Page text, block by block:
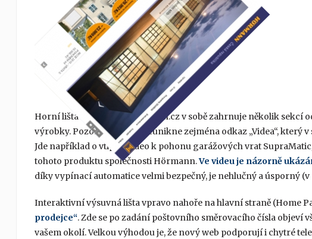
Horní lišta webu www.hormann.cz v sobě zahrnuje několik sekcí
výrobky. Pozornosti však neunikne zejména odkaz „Videa“, který
Jde například o vtipné video k pohonu garážových vrat
tohoto produktu společnosti Hörmann.Ve videu je názorně
díky vypínací automatice velmi bezpečný, je nehlučný a úsporný
Interaktivní výsuvná lišta vpravo nahoře na hlavní straně (Home
prodejce“. Zde se po zadání poštovního směrovacího čísla
vašem okolí. Velkou výhodou je, že nový web podporují i chytré